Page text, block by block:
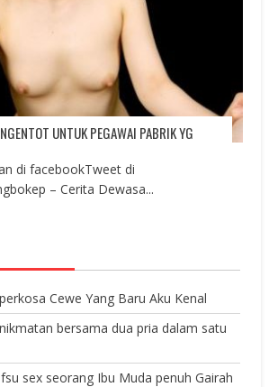
UNTUK PEGAWAI PABRIK YG
di facebookTweet di
– Cerita Dewasa...
Cewe Yang Baru Aku Kenal
bersama dua pria dalam satu
sex seorang Ibu Muda penuh Gairah